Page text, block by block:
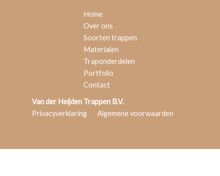
Home
Over ons
Soorten trappen
Materialen
Traponderdelen
Portfolio
Contact
Van der Heijden Trappen B.V.
Privacyverklaring Algemene voorwaarden